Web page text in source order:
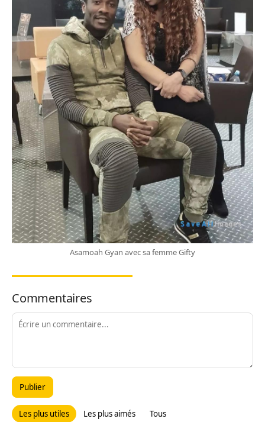
Asamoah Gyan avec sa femme Gifty
Commentaires
Publier
Les plus utiles Les plus aimés Tous